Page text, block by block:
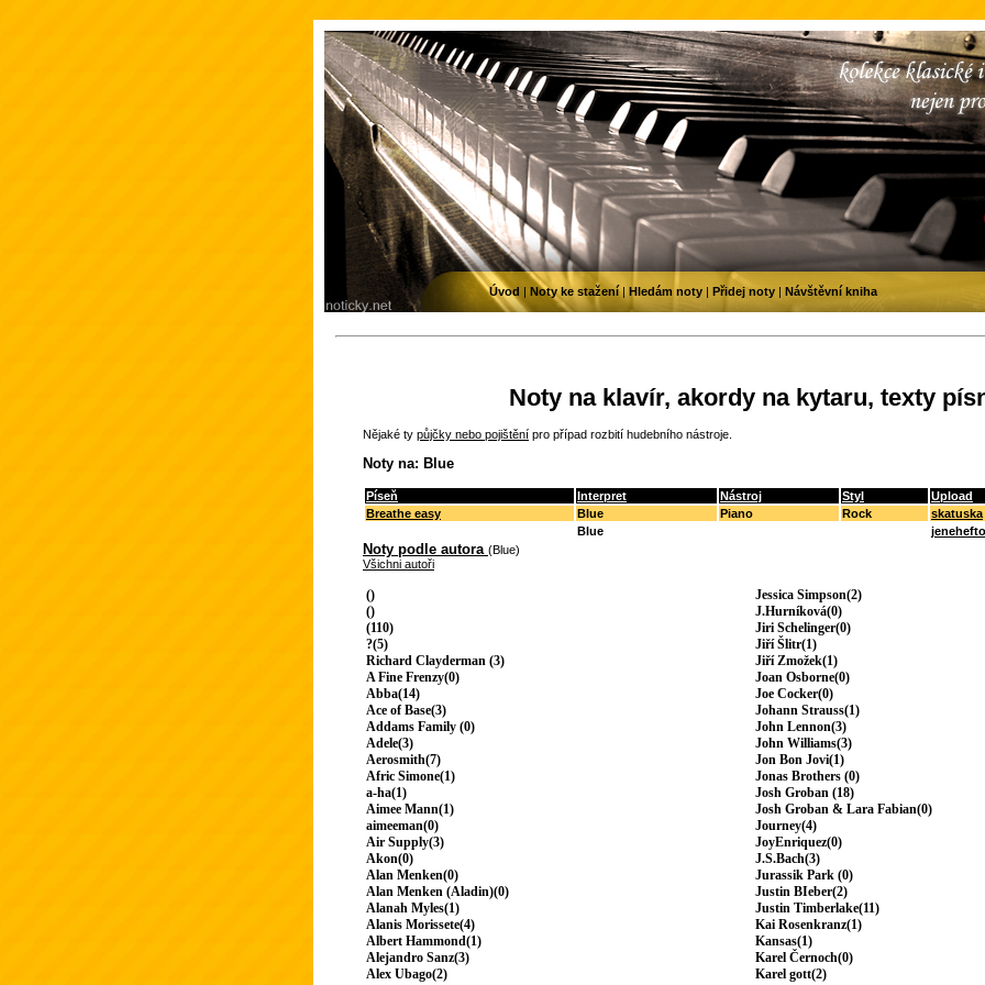
Noty na klavír, akordy na kytaru, texty
Nějaké ty půjčky nebo pojištění pro případ rozbití hudebního nástroje.
Noty na: Blue
Píseň Interpret Nástroj Styl
Upload
Breathe easy
Blue Piano Rock
skatuska
Blue
Noty podle autora (Blue)
Všichni autoři
()
()
(110)
?(5)
Richard Clayderman (3)
A Fine Frenzy(0)
Abba(14)
Ace of Base(3)
Addams Family (0)
Adele(3)
Aerosmith(7)
Afric Simone(1)
a-ha(1)
Aimee Mann(1)
aimeeman(0)
Air Supply(3)
Akon(0)
Alan Menken(0)
Alan Menken (Aladin)(0)
Alanah Myles(1)
Alanis Morissete(4)
Albert Hammond(1)
Alejandro Sanz(3)
Alex Ubago(2)
Jessica Simpson(2)
J.Hurníková(0)
Jiri Schelinger(0)
Jiří Šlitr(1)
Jiří Zmožek(1)
Joan Osborne(0)
Joe Cocker(0)
Johann Strauss(1)
John Lennon(3)
John Williams(3)
Jon Bon Jovi(1)
Jonas Brothers (0)
Josh Groban (18)
Josh Groban & Lara Fabian(0)
Journey(4)
JoyEnriquez(0)
J.S.Bach(3)
Jurassik Park (0)
Justin BIeber(2)
Justin Timberlake(11)
Kai Rosenkranz(1)
Kansas(1)
Karel Černoch(0)
Karel gott(2)
Úvod | Noty ke stažení| Hledám noty | Přidej noty | Návštěvní kniha